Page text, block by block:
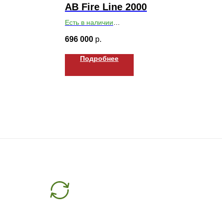
AB Fire Line 2000
Есть в наличии
696 000 р.
Подробнее